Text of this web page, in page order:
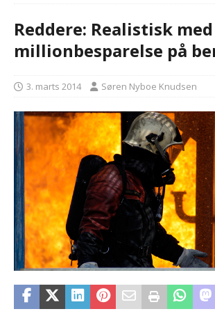
Reddere: Realistisk
millionbesparelse på
3. marts 2014 Søren Nyboe Knudsen